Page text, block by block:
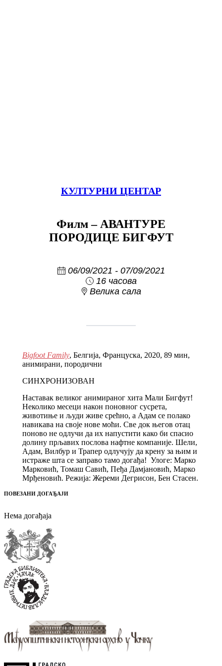
КУЛТУРНИ ЦЕНТАР
Филм – АВАНТУРЕ
ПОРОДИЦЕ БИГФУТ
06/09/2021 - 07/09/2021
16 часова
Велика сала
Bigfoot Family, Белгија, Француска, 2020, 89 мин,
анимирани, породични
СИНХРОНИЗОВАН
Наставак великог анимираног хита Мали Бигфут!
Неколико месеци након поновног сусрета,
животиње и људи живе срећно, а Адам се полако
навикава на своје нове моћи. Све док његов отац
поново не одлучи да их напустити како би спасио
долину прљавих послова нафтне компаније. Шели,
Адам, Вилбур и Трапер одлучују да крену за њим и
истраже шта се заправо тамо догађа! Улоге: Марко
Марковић, Томаш Савић, Пеђа Дамјановић, Марко
Мрђеновић. Режија: Жереми Дегрисон, Бен Стасен.
ПОВЕЗАНИ ДОГАЂАЈИ
Нема догађаја